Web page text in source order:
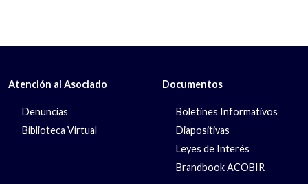
Atención al Asociado
Denuncias
Biblioteca Virtual
Documentos
Boletines Informativos
Diapositivas
Leyes de Interés
Brandbook ACOBIR